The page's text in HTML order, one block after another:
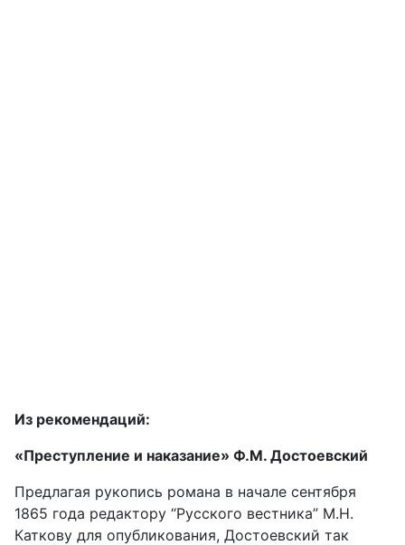
Из рекомендаций:
«Преступление и наказание» Ф.М. Достоевский
Предлагая рукопись романа в начале сентября
1865 года редактору “Русского вестника” М.Н.
Каткову для опубликования, Достоевский так